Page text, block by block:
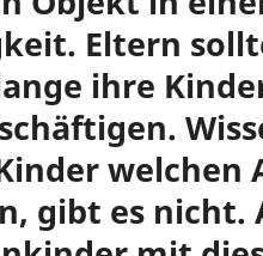
Eltern
ihre
gibt es nicht.